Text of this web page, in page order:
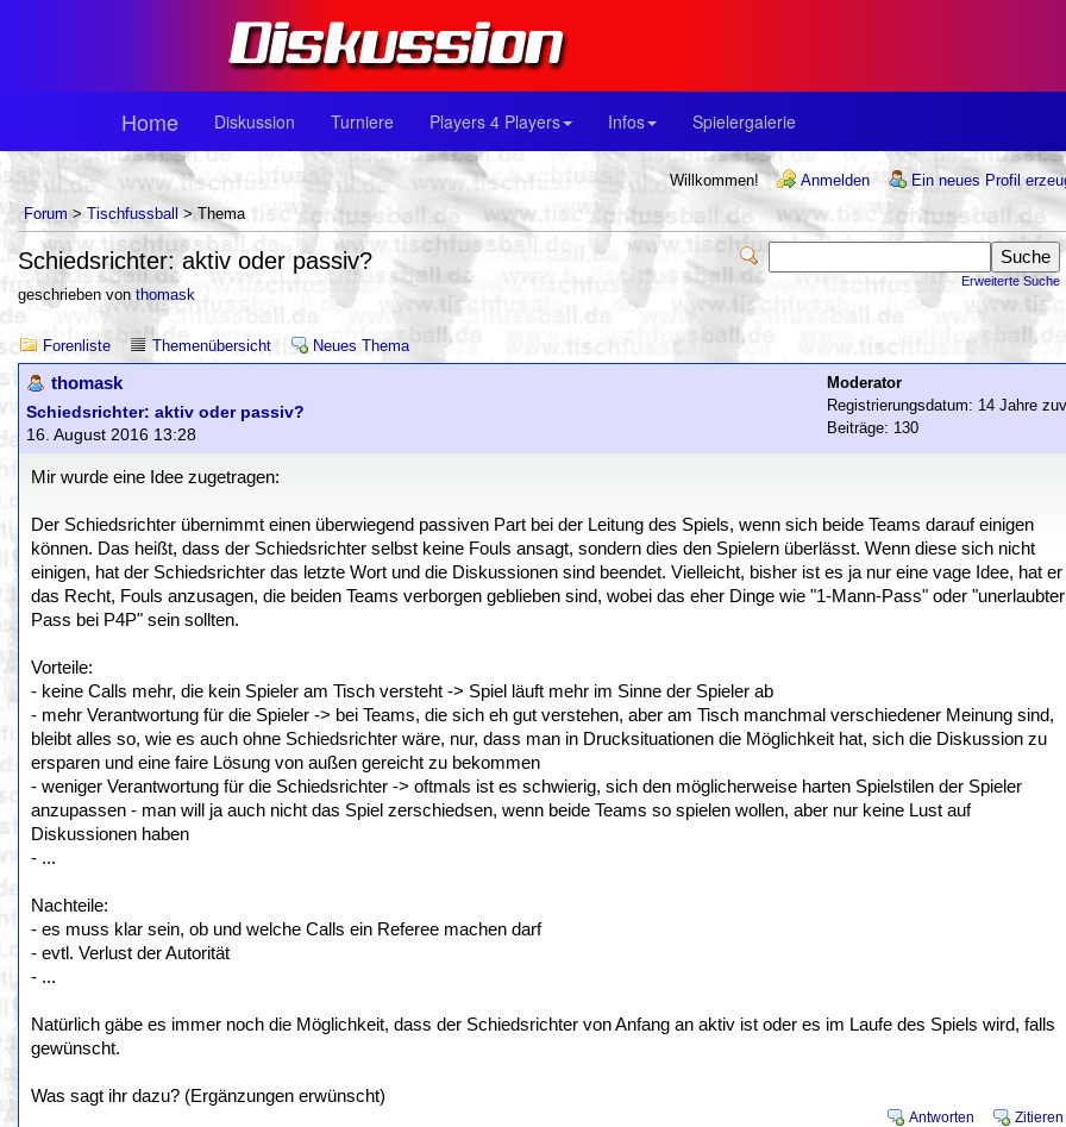
Home Diskussion Turniere Players 4 Players Infos Spielergalerie
Willkommen! Anmelden
Ein neues Profil
Forum > Tischfussball > Thema
Erweiterte Suche
Schiedsrichter: aktiv oder passiv?
geschrieben von thomask
Forenliste Themenübersicht Neues Thema
thomask
Schiedsrichter: aktiv oder passiv?
16. August 2016 13:28
Moderator
Registrierungsdatum: 14 Jahre
Beiträge: 130
Mir wurde eine Idee zugetragen:
Der Schiedsrichter übernimmt einen überwiegend passiven Part bei der Leitung des Spiels, wenn sich beide Teams darauf einigen
können. Das heißt, dass der Schiedsrichter selbst keine Fouls ansagt, sondern dies den Spielern überlässt. Wenn diese sich nicht
einigen, hat der Schiedsrichter das letzte Wort und die Diskussionen sind beendet. Vielleicht, bisher ist es ja nur eine vage Idee, hat er
das Recht, Fouls anzusagen, die beiden Teams verborgen geblieben sind, wobei das eher Dinge wie "1-Mann-Pass" oder "unerlaubter
Pass bei P4P" sein sollten.
Vorteile:
- keine Calls mehr, die kein Spieler am Tisch versteht -> Spiel läuft mehr im Sinne der Spieler ab
- mehr Verantwortung für die Spieler -> bei Teams, die sich eh gut verstehen, aber am Tisch manchmal verschiedener Meinung sind,
bleibt alles so, wie es auch ohne Schiedsrichter wäre, nur, dass man in Drucksituationen die Möglichkeit hat, sich die Diskussion zu
ersparen und eine faire Lösung von außen gereicht zu bekommen
- weniger Verantwortung für die Schiedsrichter -> oftmals ist es schwierig, sich den möglicherweise harten Spielstilen der Spieler
anzupassen - man will ja auch nicht das Spiel zerschiedsen, wenn beide Teams so spielen wollen, aber nur keine Lust auf
Diskussionen haben
- ...
Nachteile:
- es muss klar sein, ob und welche Calls ein Referee machen darf
- evtl. Verlust der Autorität
- ...
Natürlich gäbe es immer noch die Möglichkeit, dass der Schiedsrichter von Anfang an aktiv ist oder es im Laufe des Spiels wird, falls
gewünscht.
Was sagt ihr dazu? (Ergänzungen erwünscht)
Antworten Zitieren